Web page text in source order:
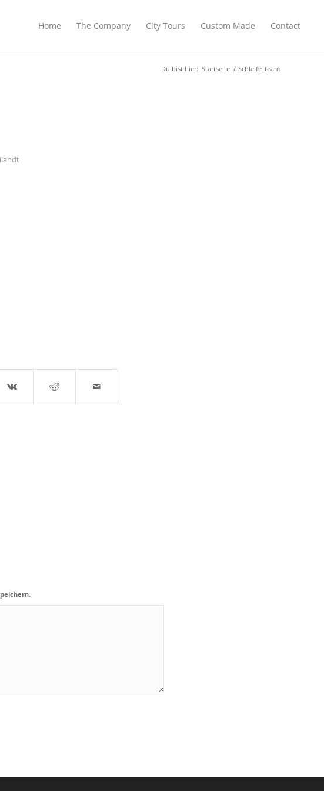
Home The Company City Tours Custom Made Contact
Du bist hier: Startseite / Schleife_team